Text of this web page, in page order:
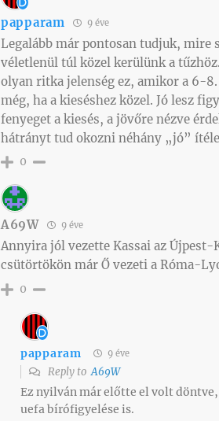
papparam 9 éve
Legalább már pontosan tudjuk, mire
véletlenül túl közel kerülünk a
olyan ritka jelenség ez, amikor a 6-
még, ha a kieséshez közel. Jó lesz
fenyeget a kiesés, a jövőre nézve
hátrányt tud okozni néhány „jó”
0
A69W 9 éve
Annyira jól vezette Kassai az Újpest-
csütörtökön már Ő vezeti a Róma-
0
papparam 9 éve
Reply toA69W
Ez nyilván már előtte el volt
uefa bírófigyelése is.